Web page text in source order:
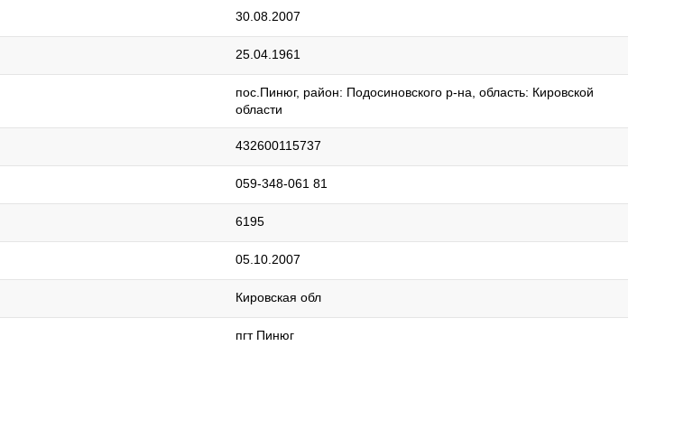
30.08.2007
25.04.1961
пос.Пинюг, район: Подосиновского р-на, область: Кировской
области
432600115737
059-348-061 81
6195
05.10.2007
Кировская обл
пгт Пинюг